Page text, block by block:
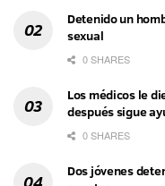
Detenido un
sexual
0 SHARES
Los médicos le
después sigue
0 SHARES
Dos jóvenes